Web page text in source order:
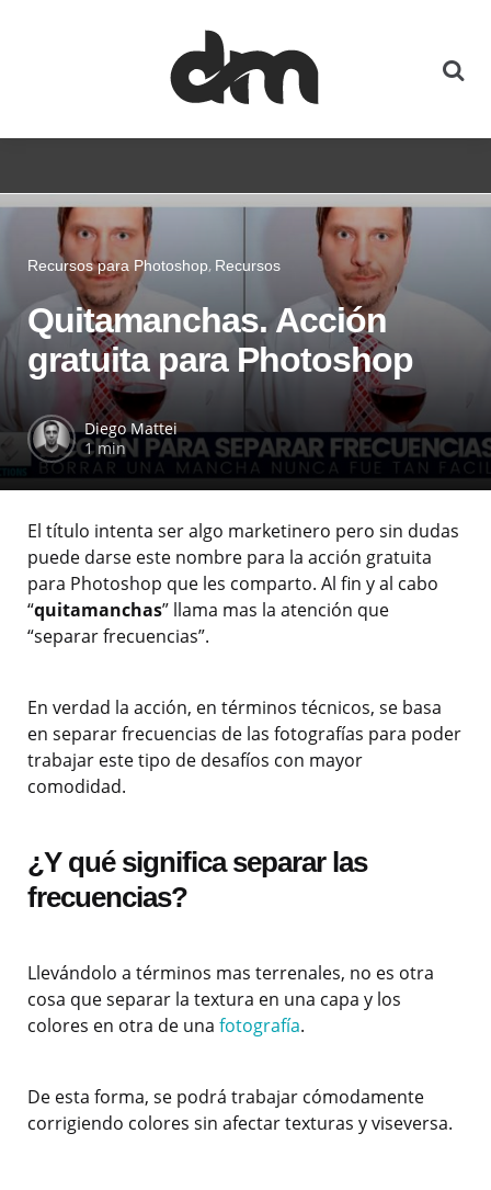
Recursos para Photoshop Recursos
Quitamanchas. Acción
gratuita para Photoshop
Diego Mattei
1 min
El título intenta ser algo marketinero pero sin dudas
puede darse este nombre para la acción gratuita
para Photoshop que les comparto. Al fin y al cabo
“quitamanchas” llama mas la atención que
“separar frecuencias”.
En verdad la acción, en términos técnicos, se basa
en separar frecuencias de las fotografías para poder
trabajar este tipo de desafíos con mayor
comodidad.
¿Y qué significa separar las
frecuencias?
Llevándolo a términos mas terrenales, no es otra
cosa que separar la textura en una capa y los
colores en otra de una fotografía.
De esta forma, se podrá trabajar cómodamente
corrigiendo colores sin afectar texturas y viseversa.